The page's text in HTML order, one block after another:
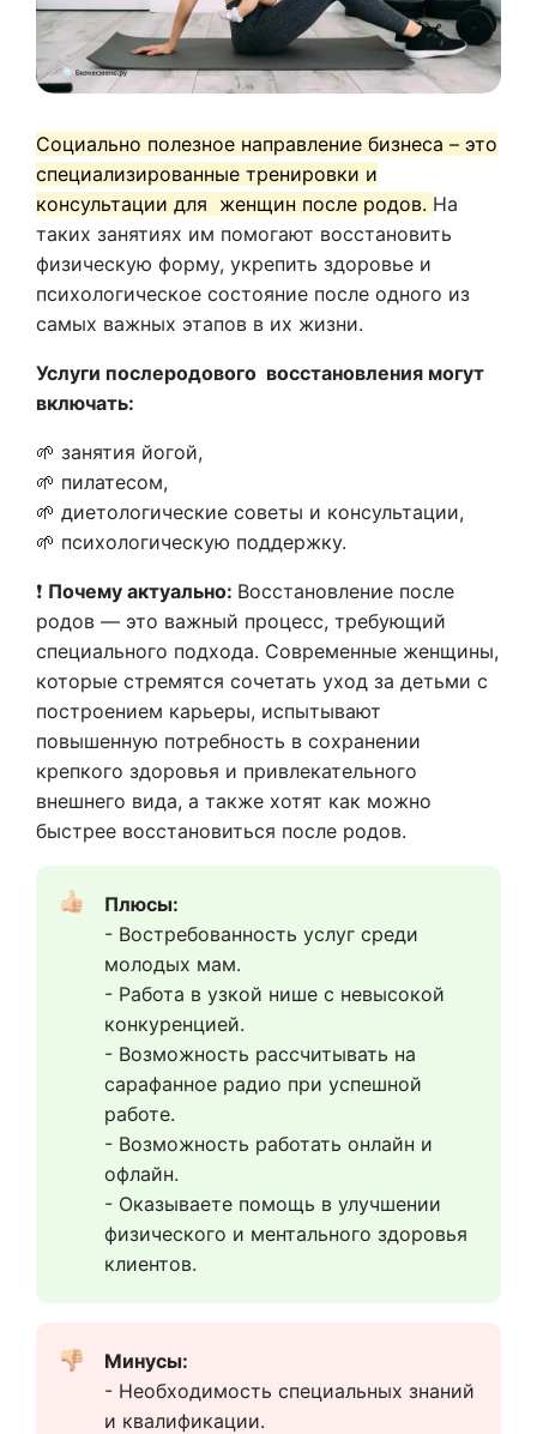
Социально полезное направление бизнеса – это
специализированные тренировки и
консультации для женщин после родов. На
таких занятиях им помогают восстановить
физическую форму, укрепить здоровье и
психологическое состояние после одного из
самых важных этапов в их жизни.
Услуги послеродового восстановления могут
включать:
🌱 занятия йогой,
🌱 пилатесом,
🌱 диетологические советы и консультации,
🌱 психологическую поддержку.
❗ Почему актуально: Восстановление после
родов — это важный процесс, требующий
специального подхода. Современные женщины,
которые стремятся сочетать уход за детьми с
построением карьеры, испытывают
повышенную потребность в сохранении
крепкого здоровья и привлекательного
внешнего вида, а также хотят как можно
быстрее восстановиться после родов.
Плюсы:
- Востребованность услуг среди
молодых мам.
- Работа в узкой нише с невысокой
конкуренцией.
- Возможность рассчитывать на
сарафанное радио при успешной
работе.
- Возможность работать онлайн и
офлайн.
- Оказываете помощь в улучшении
физического и ментального здоровья
клиентов.
Минусы:
- Необходимость специальных знаний
и квалификации.